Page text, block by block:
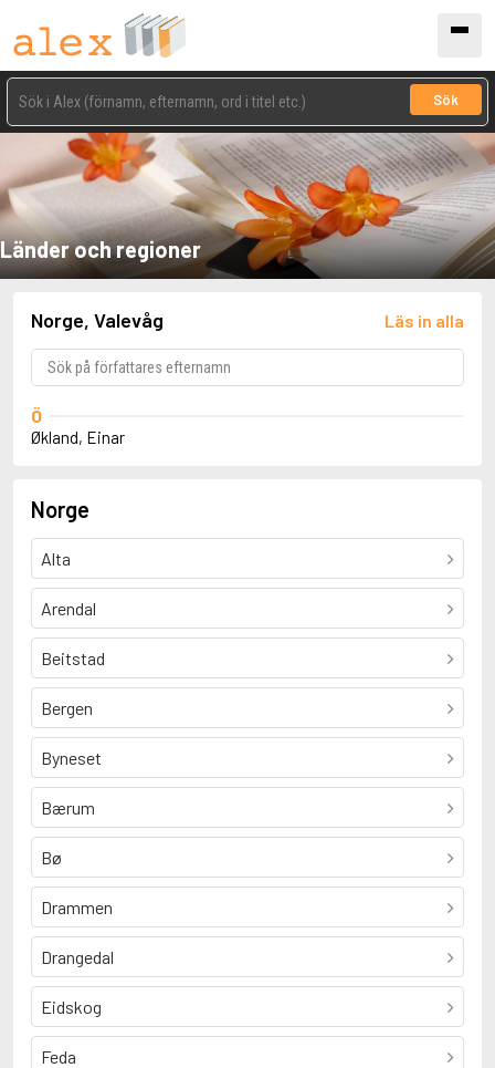
Sök
Länder och regioner
Norge, Valevåg Läs in alla
Ö
Økland, Einar
Norge
Alta
Arendal
Beitstad
Bergen
Byneset
Bærum
Bø
Drammen
Drangedal
Eidskog
Feda